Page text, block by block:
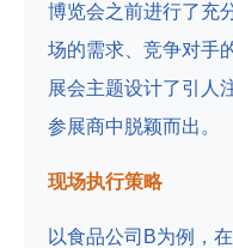
博览会之前进行了充
场的需求、竞争对手
展会主题设计了引人
参展商中脱颖而出。
现场执行策略
以食品公司B为例，